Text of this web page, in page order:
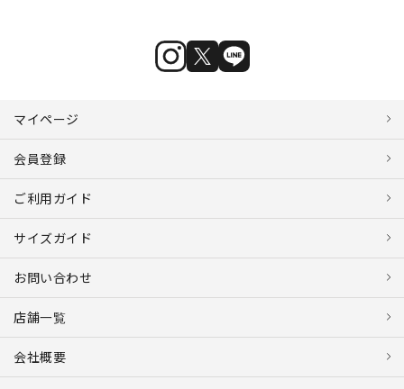
マイページ
会員登録
ご利用ガイド
サイズガイド
お問い合わせ
店舗一覧
会社概要